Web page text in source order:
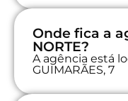
Onde fica a
NORTE?
A agência está
GUIMARÃES, 7